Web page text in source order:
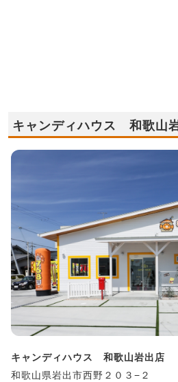
キャンディハウス 和歌山
キャンディハウス 和歌山岩出店
和歌山県岩出市西野２０３−２